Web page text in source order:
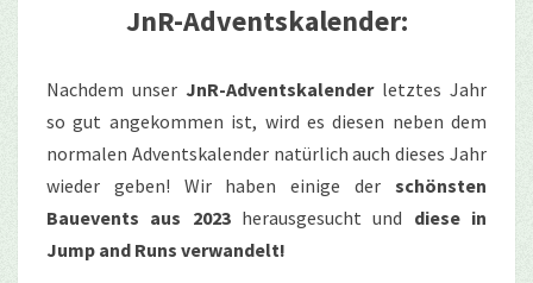
JnR-Adventskalender:
Nachdem unser JnR-Adventskalenderletztes Jahr
so gut angekommen ist, wird es diesen neben dem
normalen Adventskalender natürlich auch dieses Jahr
wieder geben! Wir haben einige der schönsten
Bauevents aus 2023herausgesucht und diese in
Jump and Runs verwandelt!